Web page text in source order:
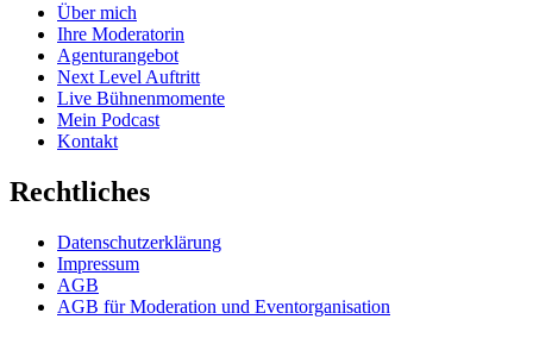
Über mich
Ihre Moderatorin
Agenturangebot
Next Level Auftritt
Live Bühnenmomente
Mein Podcast
Kontakt
Rechtliches
Datenschutzerklärung
Impressum
AGB
AGB für Moderation und Eventorganisation